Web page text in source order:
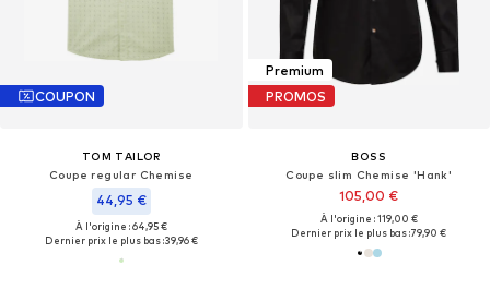
COUPON
TOM TAILOR
Coupe regular Chemise
44,95 €
À l'origine : 64,95 €
Dernier prix le plus bas :39,96 €
Premium
PROMOS
BOSS
Coupe slim Chemise 'Hank'
105,00 €
À l'origine : 119,00 €
Dernier prix le plus bas :79,90 €